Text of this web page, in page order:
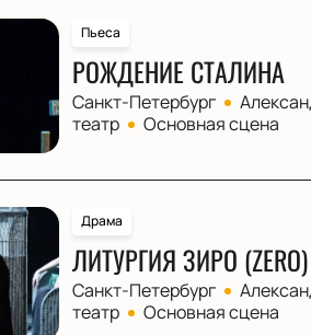
Пьеса
РОЖДЕНИЕ СТАЛИНА
Санкт-Петербург
театр
Основная сцена
Драма
ЛИТУРГИЯ ЗИРО (ZERO)
Санкт-Петербург
театр
Основная сцена